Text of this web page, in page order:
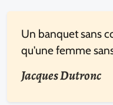
Un banquet sans
qu'une femme
Jacques Dutronc